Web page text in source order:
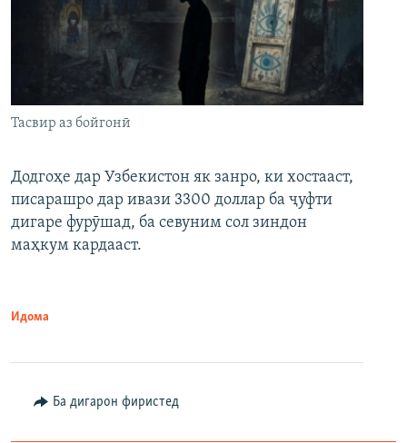
Тасвир аз бойгонӣ
Додгоҳе дар Узбекистон як занро, ки хостааст,
писарашро дар ивази 3300 доллар ба ҷуфти
дигаре фурӯшад, ба севуним сол зиндон
маҳкум кардааст.
Идома
Ба дигарон фиристед